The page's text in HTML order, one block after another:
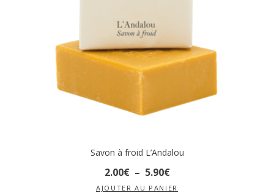
Savon à froid L’Andalou
2.00€ – 5.90€
AJOUTER AU PANIER